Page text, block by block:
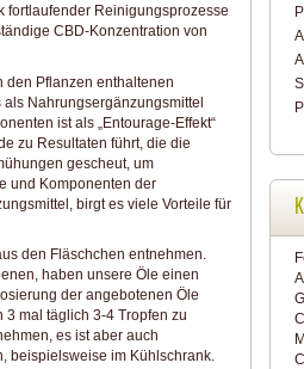
fortlaufender Reinigungsprozesse
CBD-Konzentration von
den Pflanzen enthaltenen
Nahrungsergänzungsmittel
ist als „Entourage-Effekt“
zu Resultaten führt, die die
gescheut, um
und Komponenten der
birgt es viele Vorteile für
den Fläschchen entnehmen.
haben unsere Öle einen
der angebotenen Öle
mal täglich 3-4 Tropfen zu
es ist aber auch
beispielsweise im Kühlschrank.